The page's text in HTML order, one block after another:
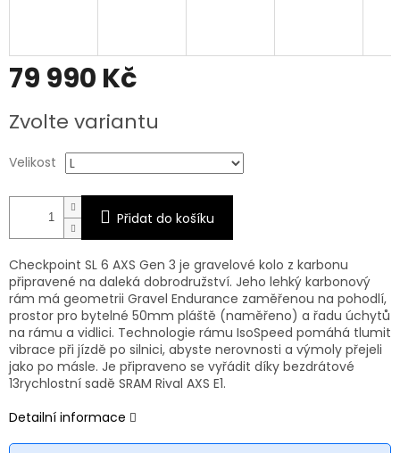
79 990 Kč
cena:
Zvolte variantu
Velikost
Přidat do košíku
Checkpoint SL 6 AXS Gen 3 je gravelové kolo z karbonu
připravené na daleká dobrodružství. Jeho lehký karbonový
rám má geometrii Gravel Endurance zaměřenou na pohodlí,
prostor pro bytelné 50mm pláště (naměřeno) a řadu úchytů
na rámu a vidlici. Technologie rámu IsoSpeed pomáhá tlumit
vibrace při jízdě po silnici, abyste nerovnosti a výmoly přejeli
jako po másle. Je připraveno se vyřádit díky bezdrátové
13rychlostní sadě SRAM Rival AXS E1.
Detailní informace